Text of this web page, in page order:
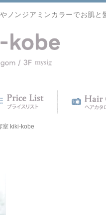
ノンジアミンカラーでお肌と
室 kiki-kobe